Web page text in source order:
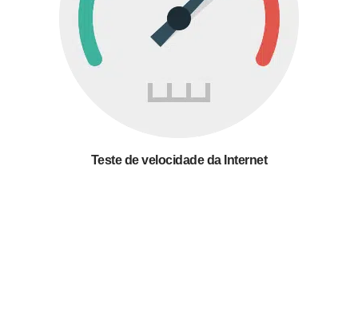
Teste de velocidade da Internet